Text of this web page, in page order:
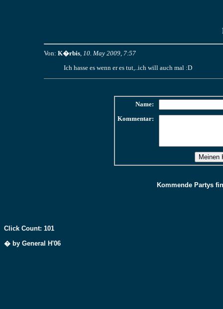
Von: K�rbis, 10. May 2009, 7:57
Ich hasse es wenn er es tut,..ich will auch mal :D
Name:
Kommentar:
Kommende Partys
Click Count: 101
� by General H'06